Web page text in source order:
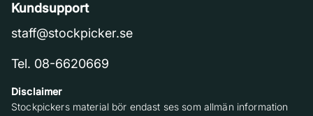
Kundsupport
staff@stockpicker.se
Tel. 08-6620669
Disclaimer
Stockpickers material bör endast ses som allmän information